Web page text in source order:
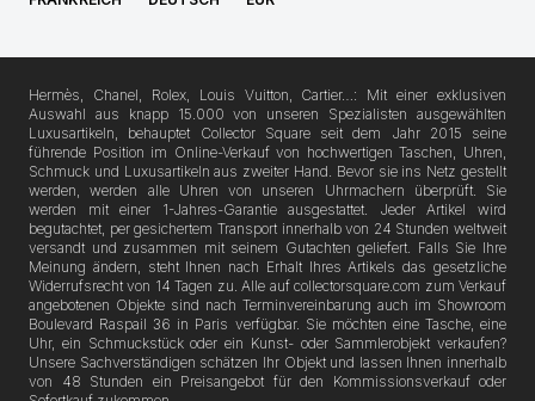
Hermès, Chanel, Rolex, Louis Vuitton, Cartier…: Mit einer exklusiven
Auswahl aus knapp 15.000 von unseren Spezialisten ausgewählten
Luxusartikeln, behauptet Collector Square seit dem Jahr 2015 seine
führende Position im Online-Verkauf von hochwertigen Taschen, Uhren,
Schmuck und Luxusartikeln aus zweiter Hand. Bevor sie ins Netz gestellt
werden, werden alle Uhren von unseren Uhrmachern überprüft. Sie
werden mit einer 1-Jahres-Garantie ausgestattet. Jeder Artikel wird
begutachtet, per gesichertem Transport innerhalb von 24 Stunden weltweit
versandt und zusammen mit seinem Gutachten geliefert. Falls Sie Ihre
Meinung ändern, steht Ihnen nach Erhalt Ihres Artikels das gesetzliche
Widerrufsrecht von 14 Tagen zu. Alle auf collectorsquare.com zum Verkauf
angebotenen Objekte sind nach Terminvereinbarung auch im Showroom
Boulevard Raspail 36 in Paris verfügbar. Sie möchten eine Tasche, eine
Uhr, ein Schmuckstück oder ein Kunst- oder Sammlerobjekt verkaufen?
Unsere Sachverständigen schätzen Ihr Objekt und lassen Ihnen innerhalb
von 48 Stunden ein Preisangebot für den Kommissionsverkauf oder